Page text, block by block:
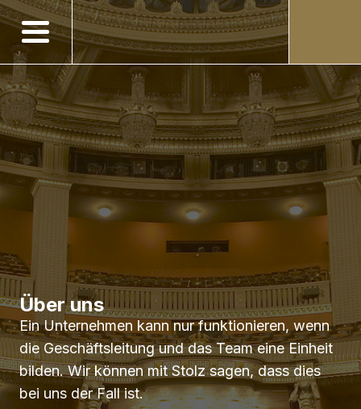
Über uns
Ein Unternehmen kann nur funktionieren, wenn
die Geschäftsleitung und das Team eine Einheit
bilden. Wir können mit Stolz sagen, dass dies
bei uns der Fall ist.